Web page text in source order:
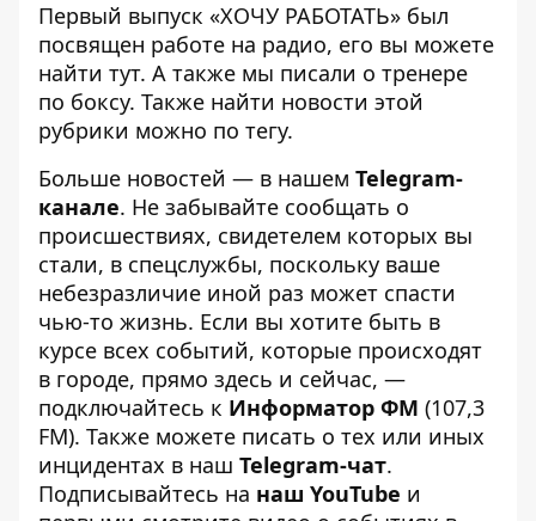
Первый выпуск «ХОЧУ РАБОТАТЬ» был
посвящен работе на радио, его вы можете
найти тут. А также мы писали о тренере
по боксу. Также найти новости этой
рубрики можно по тегу.
Больше новостей — в нашем Telegram-
канале. Не забывайте сообщать о
происшествиях, свидетелем которых вы
стали, в спецслужбы, поскольку ваше
небезразличие иной раз может спасти
чью-то жизнь. Если вы хотите быть в
курсе всех событий, которые происходят
в городе, прямо здесь и сейчас, —
подключайтесь к Информатор ФМ (107,3
FM). Также можете писать о тех или иных
инцидентах в наш Telegram-чат.
Подписывайтесь на наш YouTube и